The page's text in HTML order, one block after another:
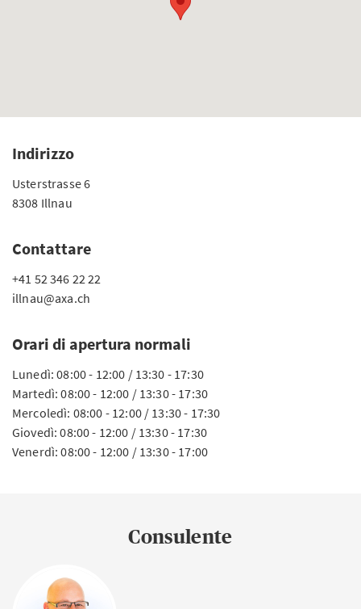
Indirizzo
Usterstrasse 6
8308 Illnau
Contattare
+41 52 346 22 22
illnau@axa.ch
Orari di apertura normali
Lunedì: 08:00 - 12:00 / 13:30 - 17:30
Martedì: 08:00 - 12:00 / 13:30 - 17:30
Mercoledì: 08:00 - 12:00 / 13:30 - 17:30
Giovedì: 08:00 - 12:00 / 13:30 - 17:30
Venerdì: 08:00 - 12:00 / 13:30 - 17:00
Consulente